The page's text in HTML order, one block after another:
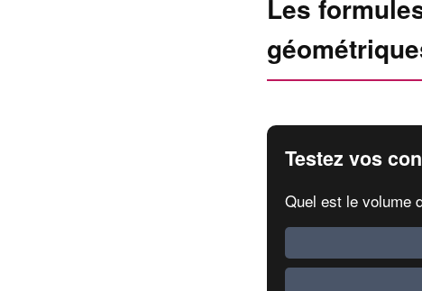
Les
Testez vos
Quel est le volume